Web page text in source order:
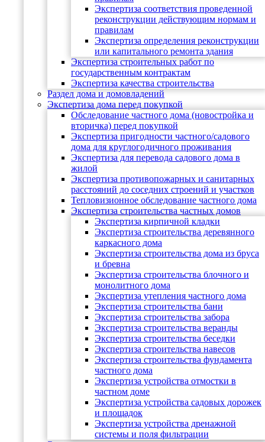
Экспертиза соответствия проведенной
реконструкции действующим нормам и
правилам
Экспертиза определения реконструкции
или капитального ремонта здания
Экспертиза строительных работ по
государственным контрактам
Экспертиза качества строительства
Раздел дома и домовладений
Экспертиза дома перед покупкой
Обследование частного дома (новостройка и
вторичка) перед покупкой
Экспертиза пригодности частного/садового
дома для круглогодичного проживания
Экспертиза для перевода садового дома в
жилой
Экспертиза противопожарных и санитарных
расстояний до соседних строений и участков
Тепловизионное обследование частного дома
Экспертиза строительства частных домов
Экспертиза кирпичной кладки
Экспертиза строительства деревянного
каркасного дома
Экспертиза строительства дома из бруса
и бревна
Экспертиза строительства блочного и
монолитного дома
Экспертиза утепления частного дома
Экспертиза строительства бани
Экспертиза строительства забора
Экспертиза строительства веранды
Экспертиза строительства беседки
Экспертиза строительства навесов
Экспертиза строительства фундамента
частного дома
Экспертиза устройства отмостки в
частном доме
Экспертиза устройства садовых дорожек
и площадок
Экспертиза устройства дренажной
системы и поля фильтрации